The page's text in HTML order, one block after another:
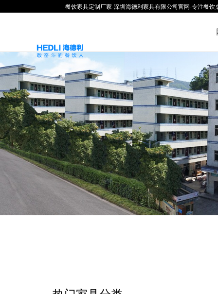
餐饮家具定制厂家-深圳海德利家具有限公司官网-专注餐饮